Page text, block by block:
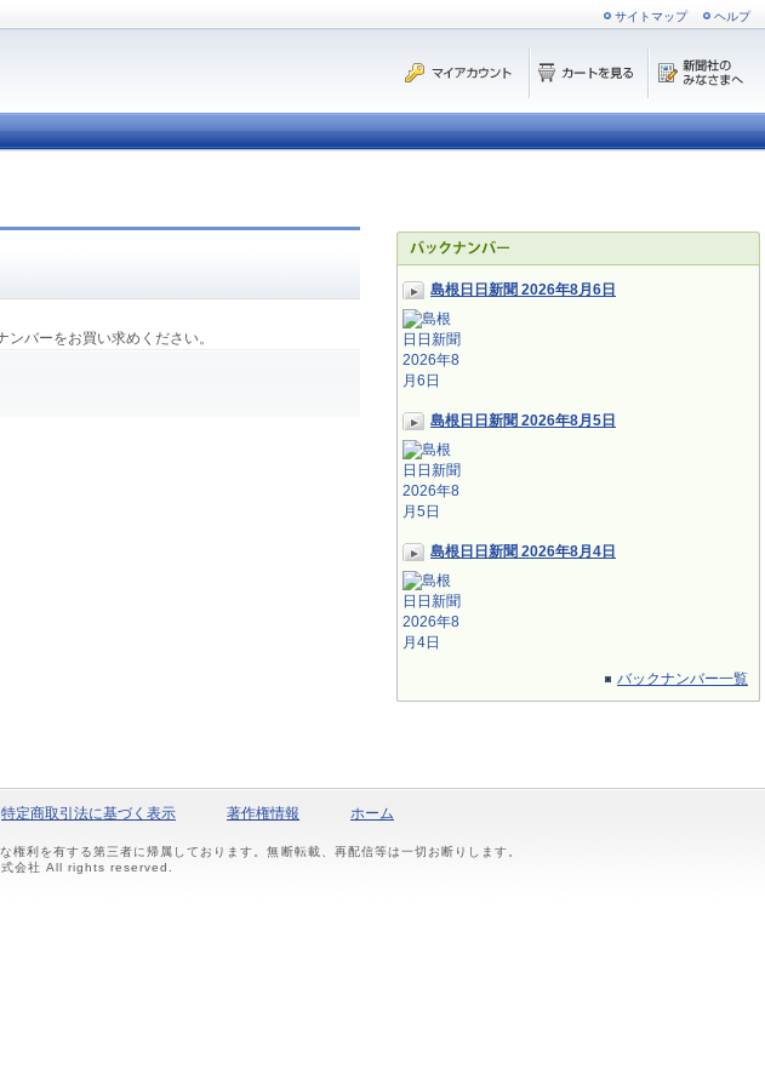
サイトマップ ヘルプ
島根日日新聞 2026年8月6日
島根日日新聞 2026年8月5日
島根日日新聞 2026年8月4日
バックナンバー一覧
バーをお買い求めください。
特定商取引法に基づく表示 著作権情報 ホーム
利を有する第三者に帰属しております。無断転載、再配信等は一切お断りします。
会社 All rights reserved.